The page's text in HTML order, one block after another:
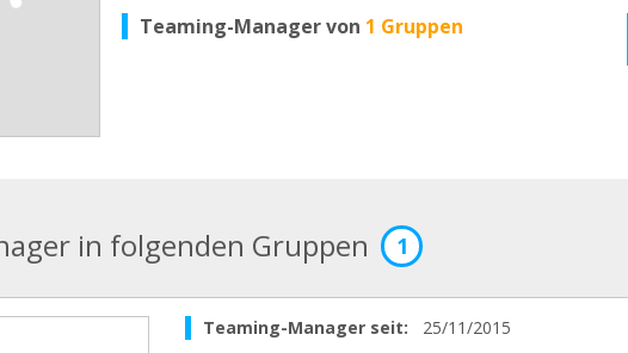
Teaming-Manager von 1 Gruppen
in folgenden Gruppen 1
Teaming-Manager seit: 25/11/2015